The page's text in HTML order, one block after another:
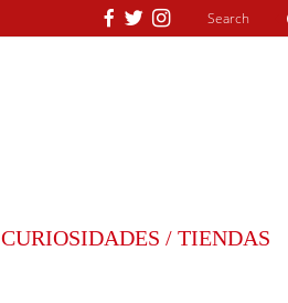
CURIOSIDADES / TIENDAS